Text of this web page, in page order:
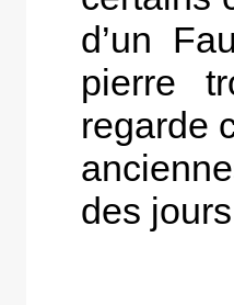
d’un
pierre
regarde
des